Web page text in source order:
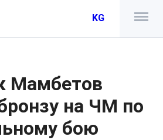
KG
Мамбетов
на ЧМ по
бою